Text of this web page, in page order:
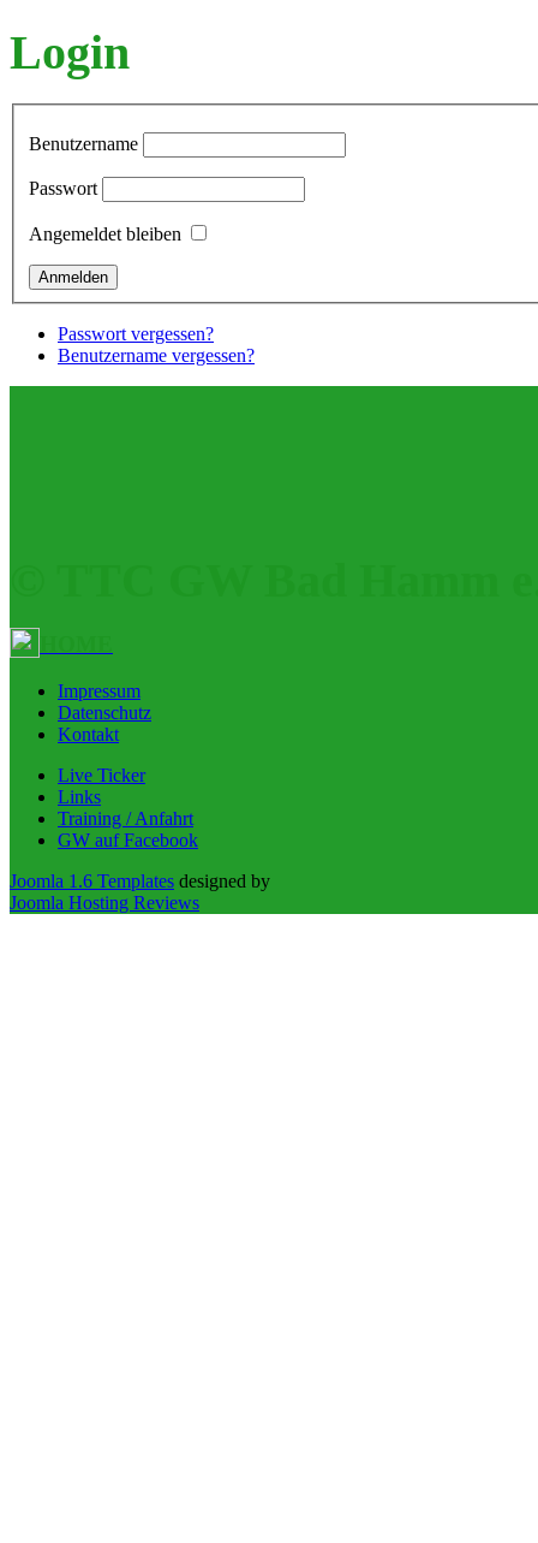
Login
Benutzername
Passwort
Angemeldet bleiben
Passwort vergessen?
Benutzername vergessen?
Impressum
Datenschutz
Kontakt
Live Ticker
Links
Training / Anfahrt
GW auf Facebook
Joomla 1.6 Templates designed by
Joomla Hosting Reviews